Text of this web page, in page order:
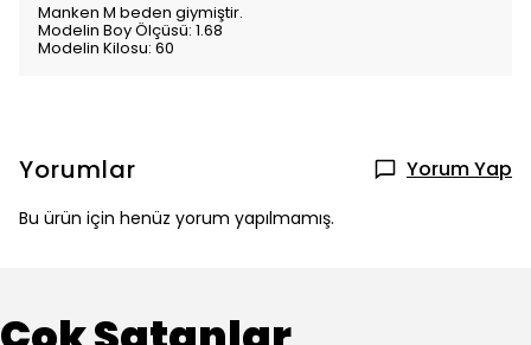
Manken M beden giymiştir.
Modelin Boy Ölçüsü: 1.68
Modelin Kilosu: 60
Yorumlar Yorum Yap
Bu ürün için henüz yorum yapılmamış.